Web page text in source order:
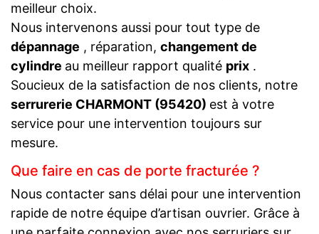
meilleur choix.
Nous intervenons aussi pour tout type de
dépannage , réparation, changement de
cylindre au meilleur rapport qualité prix .
Soucieux de la satisfaction de nos clients, notre
serrurerie CHARMONT (95420) est à votre
service pour une intervention toujours sur
mesure.
Que faire en cas de porte fracturée ?
Nous contacter sans délai pour une intervention
rapide de notre équipe d’artisan ouvrier. Grâce à